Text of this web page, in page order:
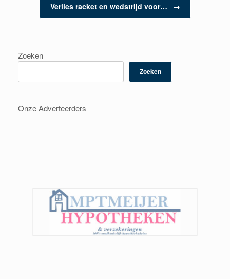
Verlies racket en wedstrijd voor… →
Zoeken
Zoeken
Onze Adverteerders